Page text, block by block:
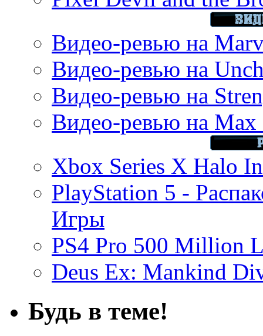
Видео-ревью на
Видео-ревью на
Видео-ревью на
Видео-ревью на Max
Xbox Series X Halo
PlayStation 5 -
Игры
PS4 Pro 500 Million
Deus Ex: Mankind
Будь в теме!